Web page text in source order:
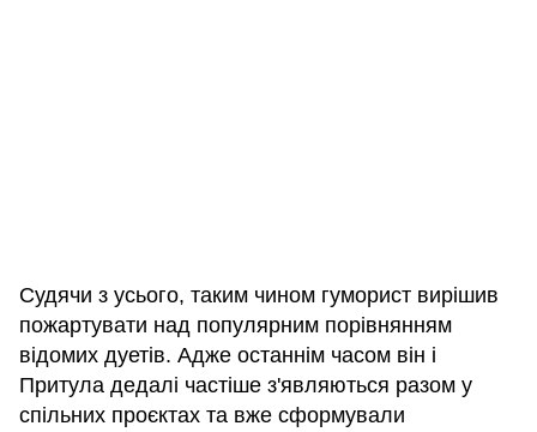
Судячи з усього, таким чином гуморист вирішив
пожартувати над популярним порівнянням
відомих дуетів. Адже останнім часом він і
Притула дедалі частіше з'являються разом у
спільних проєктах та вже сформували